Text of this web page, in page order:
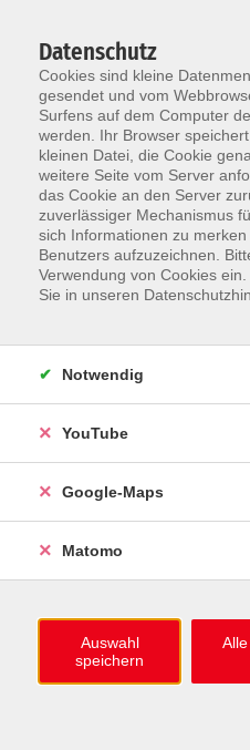
Zum Hauptinhalt springen
Neu ab 1.7.:Anmeldung zum
ZUM HERBST-
1.000 neue Kursideen online
Deutsch lernen
Datenschutz
Cookies sind kleine
gesendet und vom
Surfens auf dem Computer
werden. Ihr Browser
kleinen Datei, die Cookie
weitere Seite vom Server
das Cookie an den Server
zuverlässiger Mechanismus
sich Informationen zu
Benutzers aufzuzeichnen.
Verwendung von Cookies
Sie in unseren
Notwendig
YouTube
Google-Maps
Matomo
Auswahl
speichern